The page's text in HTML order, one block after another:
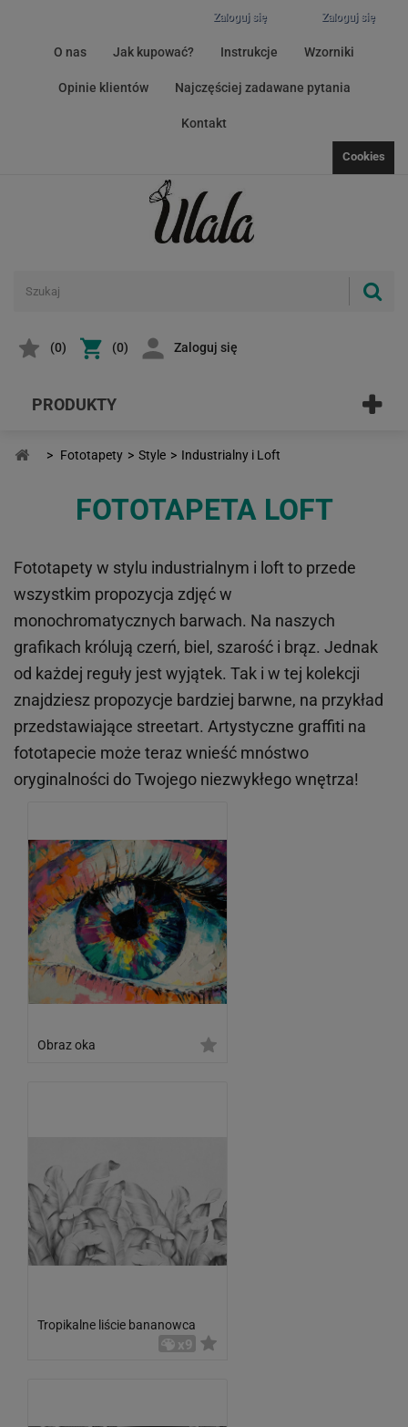
Zaloguj się
Zaloguj się
O nas Jak kupować? Instrukcje Wzorniki
Opinie klientów Najczęściej zadawane pytania
Kontakt
Cookies
(0) (0) Zaloguj się
PRODUKTY
> Fototapety > Style > Industrialny i Loft
FOTOTAPETA LOFT
Fototapety w stylu industrialnym i loft to przede
wszystkim propozycja zdjęć w
monochromatycznych barwach. Na naszych
grafikach królują czerń, biel, szarość i brąz. Jednak
od każdej reguły jest wyjątek. Tak i w tej kolekcji
znajdziesz propozycje bardziej barwne, na przykład
przedstawiające streetart. Artystyczne graffiti na
fototapecie może teraz wnieść mnóstwo
oryginalności do Twojego niezwykłego wnętrza!
Obraz oka
Tropikalne liście bananowca
x9